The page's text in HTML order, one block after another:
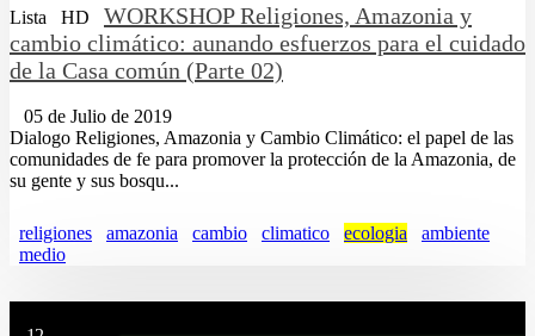
Lista HD
WORKSHOP Religiones, Amazonia y
cambio climático: aunando esfuerzos para el cuidado
de la Casa común (Parte 02)
05 de Julio de 2019
Dialogo Religiones, Amazonia y Cambio Climático: el papel de las
comunidades de fe para promover la protección de la Amazonia, de
su gente y sus bosqu...
religiones amazonia cambio climatico ecologia
ambiente
medio